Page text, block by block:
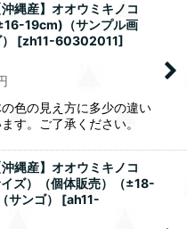
縄産】オオウミキノコ
19cm)（サンプル画
[zh11-60302011]
色の見え方に多少の違い
す。ご了承ください。
縄産】オオウミキノコ
イズ）（個体販売）（±18-
ンゴ）
[ah11-